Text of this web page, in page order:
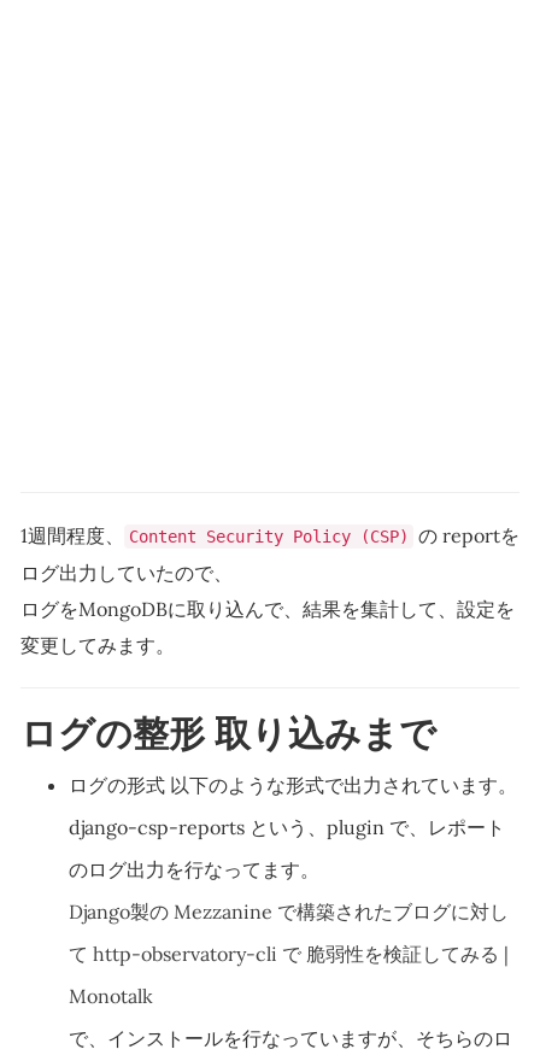
1週間程度、 Content Security Policy (CSP)
の reportを
ログ出力していたので、
ログをMongoDBに取り込んで、結果を集計して、設定を
変更してみます。
ログの整形 取り込みまで
ログの形式 以下のような形式で出力されています。
django-csp-reports という、plugin で、レポート
のログ出力を行なってます。
Django製の Mezzanine で構築されたブログに対し
て http-observatory-cli で 脆弱性を検証してみる |
Monotalk
で、インストールを行なっていますが、そちらのロ